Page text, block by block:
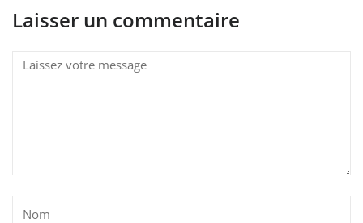
Laisser un commentaire